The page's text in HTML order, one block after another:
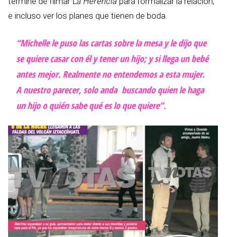
e incluso ver los planes que tienen de boda.
“Michelle le puso las cartas sobre la mesa y le dijo que
se quiere casar con él y tener un hijo; y si llega un bebé
antes mejor. Realmente no entendemos a esta mujer.
A nuestro parecer, solo anda buscando quien le haga
un hijo o quién sabe qué es lo que quiere”.